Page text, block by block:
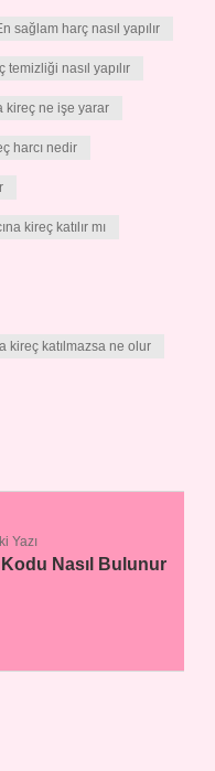
sağlam harç nasıl yapılır
temizliği nasıl yapılır
kireç ne işe yarar
harcı nedir
kireç katılır mı
kireç katılmazsa ne olur
Yazı
Nasıl Bulunur